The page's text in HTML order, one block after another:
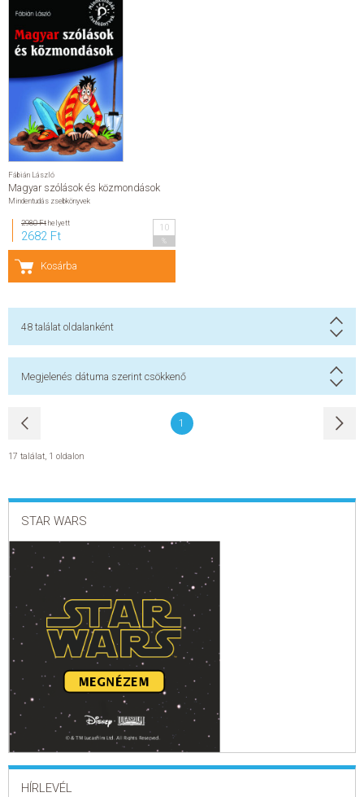
Fábián László
Magyar szólások és közmondások
Mindentudás zsebkönyvek
2980 Fthelyett
2682 Ft
10
Kosárba
48 találat oldalanként
Megjelenés dátuma szerint csökkenő
1
17 találat, 1 oldalon
STAR WARS
HÍRLEVÉL